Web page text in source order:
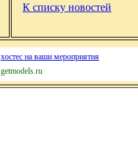
К списку новостей
хостес на ваши мероприятия
getmodels.ru